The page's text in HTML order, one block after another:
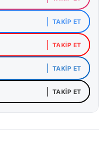
TAKIP ET
TAKIP ET
TAKIP ET
TAKIP ET